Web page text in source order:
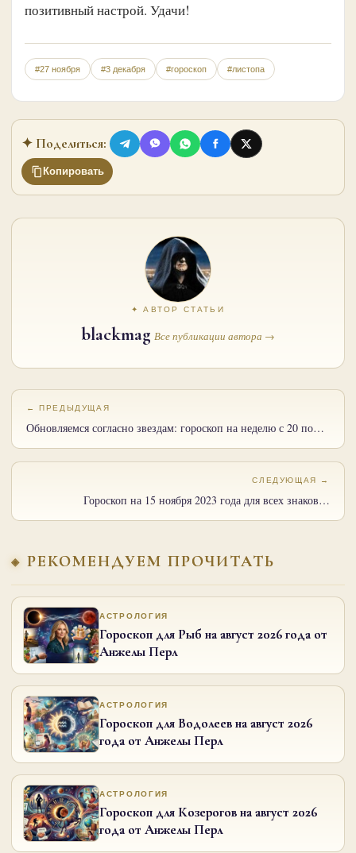
позитивный настрой. Удачи!
#27 ноября #3 декабря #гороскоп #листопа
✦ Поделиться:
Копировать
✦ АВТОР СТАТЬИ
blackmag Все публикации автора →
← ПРЕДЫДУЩАЯ
Обновляемся согласно звездам: гороскоп на неделю с 20 по…
СЛЕДУЮЩАЯ →
Гороскоп на 15 ноября 2023 года для всех знаков…
РЕКОМЕНДУЕМ ПРОЧИТАТЬ
АСТРОЛОГИЯ
Гороскоп для Рыб на август 2026 года от
Анжелы Перл
АСТРОЛОГИЯ
Гороскоп для Водолеев на август 2026
года от Анжелы Перл
АСТРОЛОГИЯ
Гороскоп для Козерогов на август 2026
года от Анжелы Перл